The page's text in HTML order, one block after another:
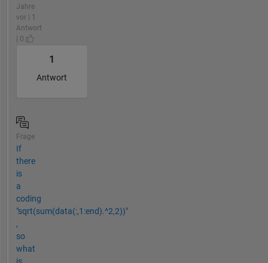
Jahre
vor | 1
Antwort
| 0
1
Antwort
Frage
If
there
is
a
coding
"sqrt(sum(data(:,1:end).^2,2))"
,
so
what